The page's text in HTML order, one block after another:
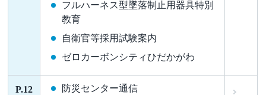
フルハーネス型墜落制止用器具特別
教育
自衛官等採用試験案内
ゼロカーボンシティひだかがわ
P.12
防災センター通信